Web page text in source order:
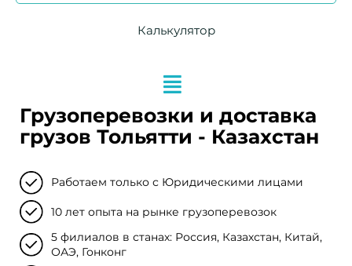
Калькулятор
Грузоперевозки и доставка
грузов Тольятти - Казахстан
Работаем только с Юридическими лицами
10 лет опыта на рынке грузоперевозок
5 филиалов в станах: Россия, Казахстан, Китай,
ОАЭ, Гонконг